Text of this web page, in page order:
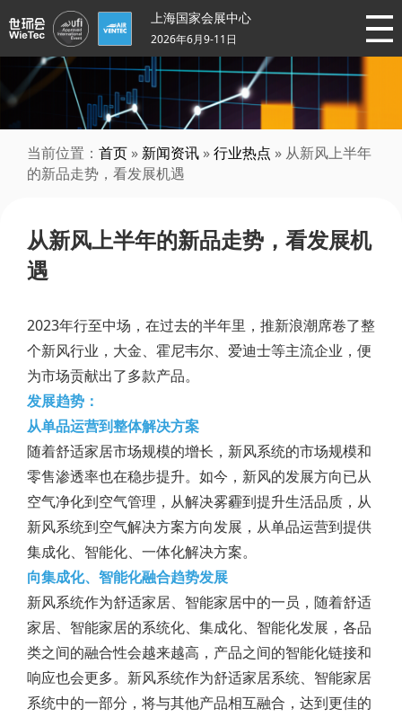
上海国家会展中心
2026年6月9-11日
当前位置： 首页 » 新闻资讯 »行业热点 » 从新风上半年
的新品走势，看发展机遇
从新风上半年的新品走势，看发展机
遇
2023年行至中场，在过去的半年里，推新浪潮席卷了整
个新风行业，大金、霍尼韦尔、爱迪士等主流企业，便
为市场贡献出了多款产品。
发展趋势：
从单品运营到整体解决方案
随着舒适家居市场规模的增长，新风系统的市场规模和
零售渗透率也在稳步提升。如今，新风的发展方向已从
空气净化到空气管理，从解决雾霾到提升生活品质，从
新风系统到空气解决方案方向发展，从单品运营到提供
集成化、智能化、一体化解决方案。
向集成化、智能化融合趋势发展
新风系统作为舒适家居、智能家居中的一员，随着舒适
家居、智能家居的系统化、集成化、智能化发展，各品
类之间的融合性会越来越高，产品之间的智能化链接和
响应也会更多。新风系统作为舒适家居系统、智能家居
系统中的一部分，将与其他产品相互融合，达到更佳的